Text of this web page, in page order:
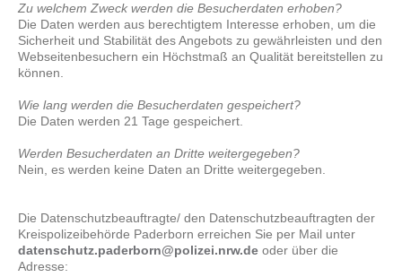
Zu welchem Zweck werden die Besucherdaten erhoben?
Die Daten werden aus berechtigtem Interesse erhoben, um die
Sicherheit und Stabilität des Angebots zu gewährleisten und den
Webseitenbesuchern ein Höchstmaß an Qualität bereitstellen zu
können.
Wie lang werden die Besucherdaten gespeichert?
Die Daten werden 21 Tage gespeichert.
Werden Besucherdaten an Dritte weitergegeben?
Nein, es werden keine Daten an Dritte weitergegeben.
Die Datenschutzbeauftragte/ den Datenschutzbeauftragten der
Kreispolizeibehörde Paderborn erreichen Sie per Mail unter
datenschutz.paderborn@polizei.nrw.de oder über die
Adresse: